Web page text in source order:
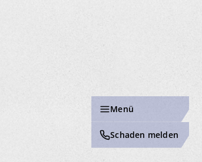
Menü
Schaden melden